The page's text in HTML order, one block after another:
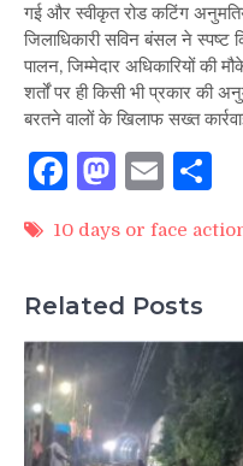
गई और स्वीकृत रोड कटिंग
जिलाधिकारी सविन बंसल ने स्पष्ट
पालन, जिम्मेदार अधिकारियों की
शर्तों पर ही किसी भी प्रकार की
बरतने वालों के खिलाफ सख्त
Facebook
10 days or face
Related Posts